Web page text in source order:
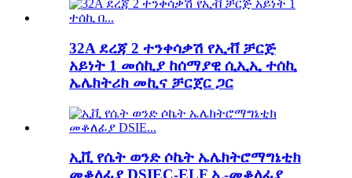
32A ደረጃ 2 ተንቀሳቃሽ የኢቭ ቻርጅ
አይነት 1 መሰኪያ ከሰማያዊ ሲኢኢ ተሰኪ
ኤሌክትሪክ መኪና ቻርጀር ጋር
ኢቪ የሴት ወንድ ሶኬት ኤሌክትሮማግኔቲክ